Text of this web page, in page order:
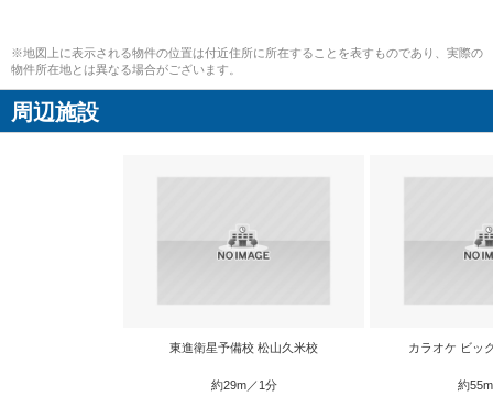
※地図上に表示される物件の位置は付近住所に所在することを表すものであり、実際の
物件所在地とは異なる場合がございます。
周辺施設
東進衛星予備校 松山久米校
約29m／1分
カラオケ ビッ
約